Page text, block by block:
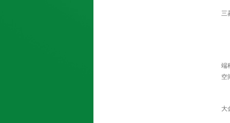
三
端
空
大